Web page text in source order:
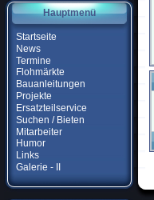
Hauptmenü
Startseite
News
Termine
Flohmärkte
Bauanleitungen
Projekte
Ersatzteilservice
Suchen / Bieten
Mitarbeiter
Humor
Links
Galerie - II